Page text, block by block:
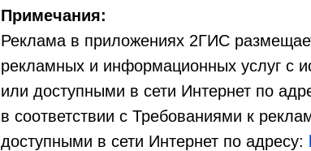
Примечания:
Реклама в приложениях 2ГИС
рекламных и информационных услуг с
или доступными в сети Интернет по
в соответствии с Требованиями к
доступными в сети Интернет по адресу: